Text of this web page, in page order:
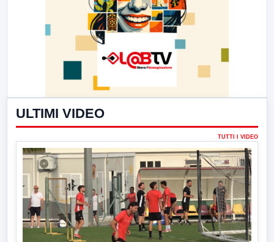
ULTIMI VIDEO
TUTTI I VIDEO